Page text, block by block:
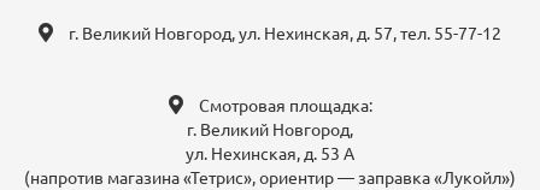
г. Великий Новгород, ул. Нехинская, д. 57, тел. 55-77-12
Смотровая площадка:
г. Великий Новгород,
ул. Нехинская, д. 53 А
(напротив магазина «Тетрис», ориентир — заправка «Лукойл»)